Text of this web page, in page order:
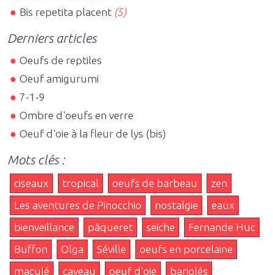
Bis repetita placent (5)
Derniers articles
Oeufs de reptiles
Oeuf amigurumi
7-1-9
Ombre d'oeufs en verre
Oeuf d'oie à la fleur de lys (bis)
Mots clés :
ciseaux tropical oeufs de barbeau
zen
Les aventures de Pinocchio
nostalgie
eaux
bienveillance
pâqueret seiche
Fernande Huc
Buffon
Olga Séville
oeufs en porcelaine
maculé
caveau oeuf d'oie
bariolés